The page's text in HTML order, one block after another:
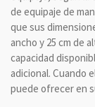
de equipaje de
que sus
ancho y 25 cm de
capacidad
adicional. Cuando
puede ofrecer en